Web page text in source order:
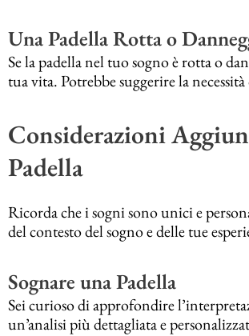
Una Padella Rotta o
Se la padella nel tuo sogno è rotta o
tua vita. Potrebbe suggerire la
Considerazioni
Padella
Ricorda che i sogni sono unici e
del contesto del sogno e delle tue
Sognare una Padella
Sei curioso di approfondire
un’analisi più dettagliata e